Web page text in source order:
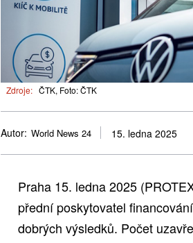
Zdroje: ČTK, Foto: ČTK
Autor: World News 24 15. ledna 2025
Praha 15. ledna 2025
přední poskytovatel
dobrých výsledků. Počet